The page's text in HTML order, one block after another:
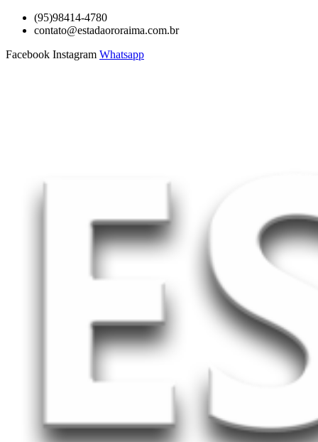
para
conteúdo
(95)98414-4780
contato@estadaororaima.com.br
Facebook Instagram Whatsapp